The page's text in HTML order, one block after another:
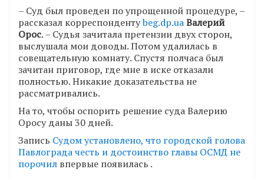
– Суд был проведен по упрощенной процедуре, –
рассказал корреспондентуbeg.dp.uaВалерий
Орос. – Судья зачитала претензии двух сторон,
выслушала мои доводы. Потом удалилась в
совещательную комнату. Спустя полчаса был
зачитан приговор, где мне в иске отказали
полностью. Никакие доказательства не
рассматривались.
На то, чтобы оспорить решение суда Валерию
Оросу даны 30 дней.
Запись Судом установлено, что городской голова
Павлограда честь и достоинство главы ОСМД не
порочил впервые появилась .